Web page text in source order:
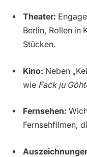
Theater:
Berlin, Rollen in
Stücken.
Kino: Neben
wie Fack ju
Fernsehen:
Fernsehfilmen,